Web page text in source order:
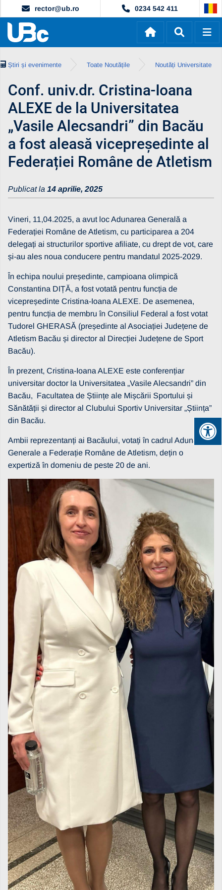
rector@ub.ro 0234 542 411
Știri și evenimente Toate Noutățile Noutăți Universitate
Conf. univ.dr. Cristina-Ioana
ALEXE de la Universitatea
„Vasile Alecsandri” din Bacău
a fost aleasă vicepreședinte al
Federației Române de Atletism
Publicat la 14 aprilie, 2025
Vineri, 11,04.2025, a avut loc Adunarea Generală a
Federației Române de Atletism, cu participarea a 204
delegați ai structurilor sportive afiliate, cu drept de vot, care
și-au ales noua conducere pentru mandatul 2025-2029.
În echipa noului președinte, campioana olimpică
Constantina DIȚĂ, a fost votată pentru funcția de
vicepreședinte Cristina-Ioana ALEXE. De asemenea,
pentru funcția de membru în Consiliul Federal a fost votat
Tudorel GHERASĂ (președinte al Asociației Județene de
Atletism Bacău și director al Direcției Județene de Sport
Bacău).
În prezent, Cristina-Ioana ALEXE este conferențiar
universitar doctor la Universitatea „Vasile Alecsandri” din
Bacău, Facultatea de Științe ale Mișcării Sportului și
Sănătății și director al Clubului Sportiv Universitar „Știința”
din Bacău.
Ambii reprezentanți ai Bacăului, votați în cadrul Adunării
Generale a Federație Române de Atletism, dețin o
expertiză în domeniu de peste 20 de ani.